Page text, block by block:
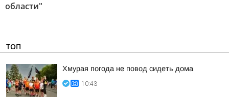
области"
ТОП
Хмурая погода не повод сидеть дома
10:43